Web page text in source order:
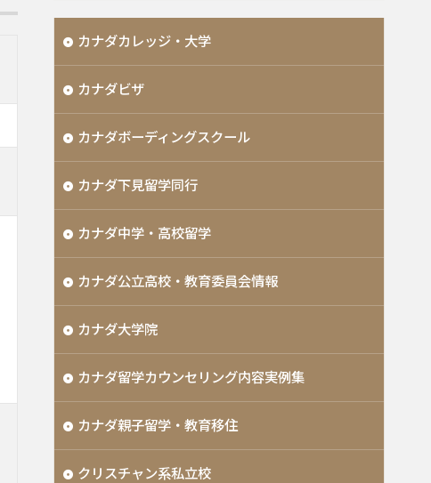
カナダカレッジ・大学
カナダビザ
カナダボーディングスクール
カナダ下見留学同行
カナダ中学・高校留学
カナダ公立高校・教育委員会情報
カナダ大学院
カナダ留学カウンセリング内容実例集
カナダ親子留学・教育移住
クリスチャン系私立校